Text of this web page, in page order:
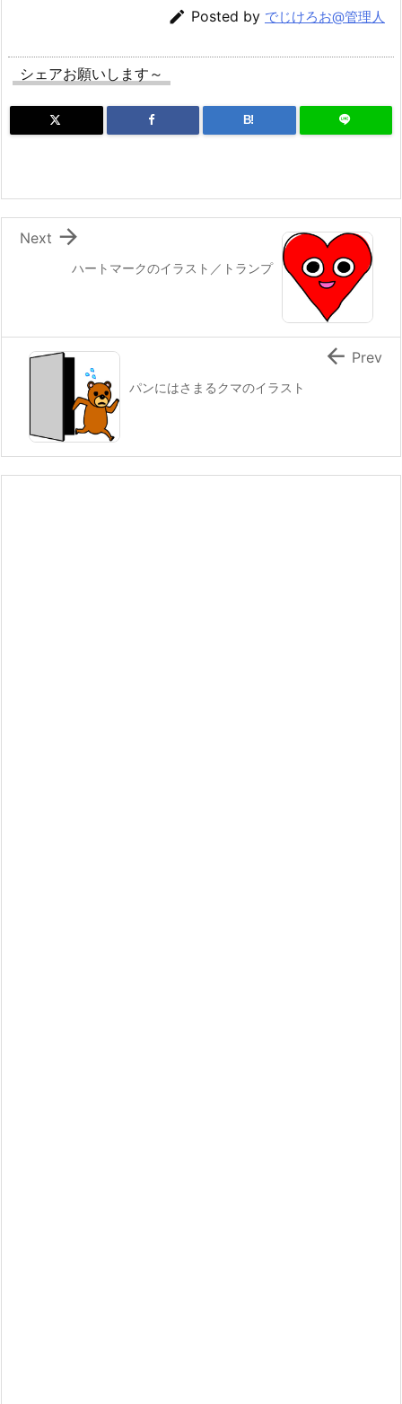
 Posted by でじけろお@管理人
シェアお願いします～
B!
ハートマークのイラスト／トランプ

Next
パンにはさまるクマのイラスト
 Prev